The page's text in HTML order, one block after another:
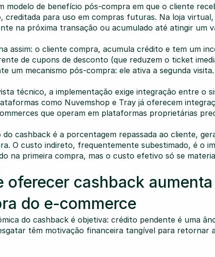
modelo de benefício pós-compra em que o cliente
creditada para uso em compras futuras. Na loja
na próxima transação ou acumulado até atingir um
assim: o cliente compra, acumula crédito e tem um
de cupons de desconto (que reduzem o ticket
um mecanismo pós-compra: ele ativa a segunda visita.
técnico, a implementação exige integração entre o
como Nuvemshop e Tray já oferecem
que operam em plataformas proprietárias
cashback é a porcentagem repassada ao cliente,
O custo indireto, frequentemente subestimado, é o
na primeira compra, mas o custo efetivo só se
oferecer cashback
do e-commerce
do cashback é objetiva: crédito pendente é uma
têm motivação financeira tangível para retornar